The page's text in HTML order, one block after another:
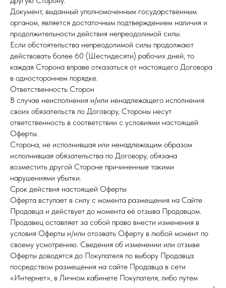
Документ, выданный уполномоченным государственным
органом, является достаточным подтверждением наличия и
продолжительности действия непреодолимой силы.
Если обстоятельства непреодолимой силы продолжают
действовать более 60 (Шестидесяти) рабочих дней, то
каждая Сторона вправе отказаться от настоящего Договора
в одностороннем порядке.
Ответственность Сторон
В случае неисполнения и/или ненадлежащего исполнения
своих обязательств по Договору, Стороны несут
ответственность в соответствии с условиями настоящей
Оферты.
Сторона, не исполнившая или ненадлежащим образом
исполнившая обязательства по Договору, обязана
возместить другой Стороне причиненные такими
нарушениями убытки.
Срок действия настоящей Оферты
Оферта вступает в силу с момента размещения на Сайте
Продавца и действует до момента её отзыва Продавцом.
Продавец оставляет за собой право внести изменения в
условия Оферты и/или отозвать Оферту в любой момент по
своему усмотрению. Сведения об изменении или отзыве
Оферты доводятся до Покупателя по выбору Продавца
посредством размещения на сайте Продавца в сети
«Интернет», в Личном кабинете Покупателя, либо путем